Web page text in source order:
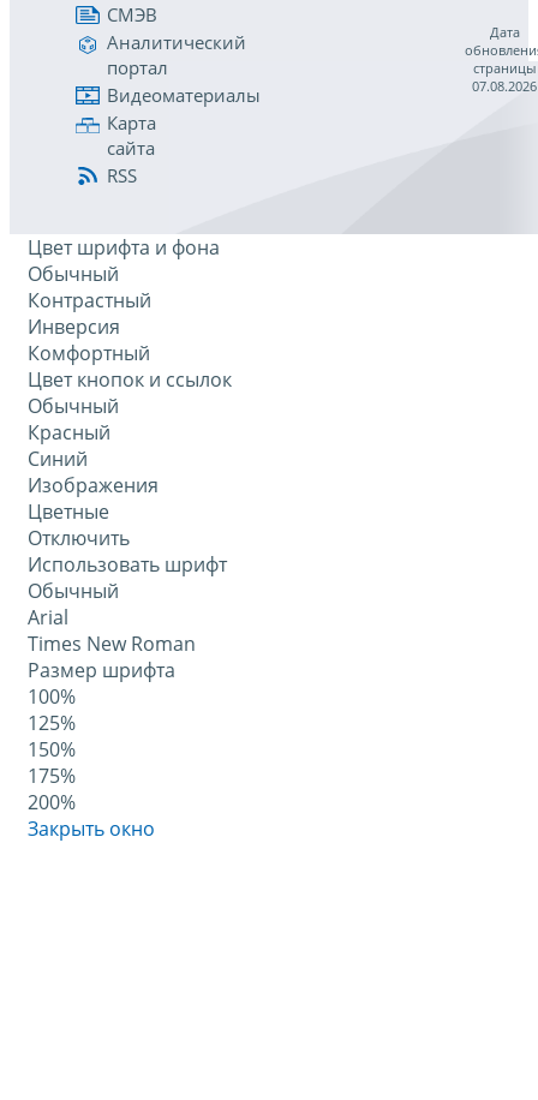
СМЭВ
Аналитический
портал
Видеоматериалы
Карта
сайта
RSS
Дата
страницы
07.08.2026
Цвет шрифта и фона
Обычный
Контрастный
Инверсия
Комфортный
Цвет кнопок и ссылок
Обычный
Красный
Синий
Изображения
Цветные
Отключить
Использовать шрифт
Обычный
Arial
Times New Roman
Размер шрифта
100%
125%
150%
175%
200%
Закрыть окно